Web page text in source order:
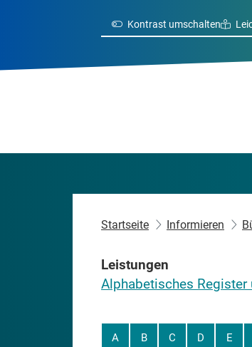
Kontrast umschalten
Startseite Informieren
Leistungen
Alphabetisches Register
A B C D E